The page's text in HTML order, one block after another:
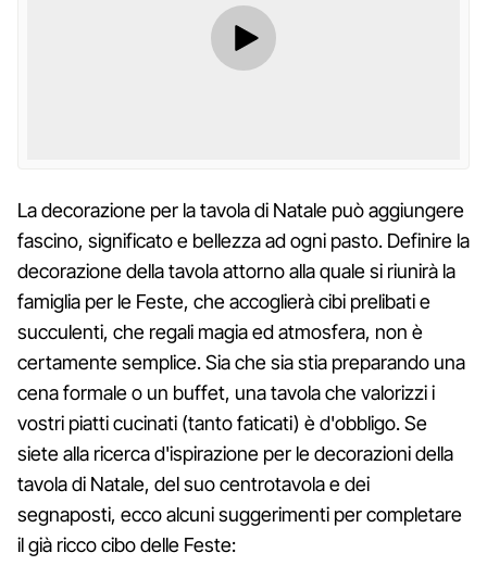
La decorazione per la tavola di Natale può aggiungere
fascino, significato e bellezza ad ogni pasto. Definire la
decorazione della tavola attorno alla quale si riunirà la
famiglia per le Feste, che accoglierà cibi prelibati e
succulenti, che regali magia ed atmosfera, non è
certamente semplice. Sia che sia stia preparando una
cena formale o un buffet, una tavola che valorizzi i
vostri piatti cucinati (tanto faticati) è d'obbligo. Se
siete alla ricerca d'ispirazione per le decorazioni della
tavola di Natale, del suo centrotavola e dei
segnaposti, ecco alcuni suggerimenti per completare
il già ricco cibo delle Feste: